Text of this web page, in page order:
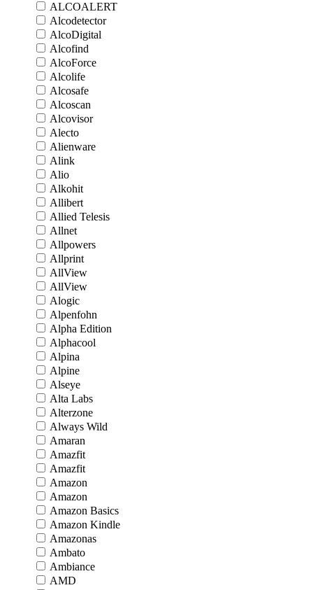
ALCOALERT
Alcodetector
AlcoDigital
Alcofind
AlcoForce
Alcolife
Alcosafe
Alcoscan
Alcovisor
Alecto
Alienware
Alink
Alio
Alkohit
Allibert
Allied Telesis
Allnet
Allpowers
Allprint
AllView
AllView
Alogic
Alpenfohn
Alpha Edition
Alphacool
Alpina
Alpine
Alseye
Alta Labs
Alterzone
Always Wild
Amaran
Amazfit
Amazfit
Amazon
Amazon
Amazon Basics
Amazon Kindle
Amazonas
Ambato
Ambiance
AMD